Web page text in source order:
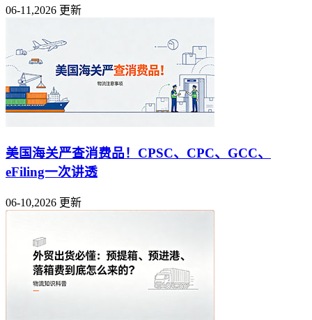
06-11,2026 更新
美国海关严查消费品！CPSC、CPC、GCC、
eFiling一次讲透
06-10,2026 更新